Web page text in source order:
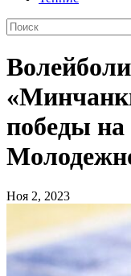
победы на
Ноя 2, 2023